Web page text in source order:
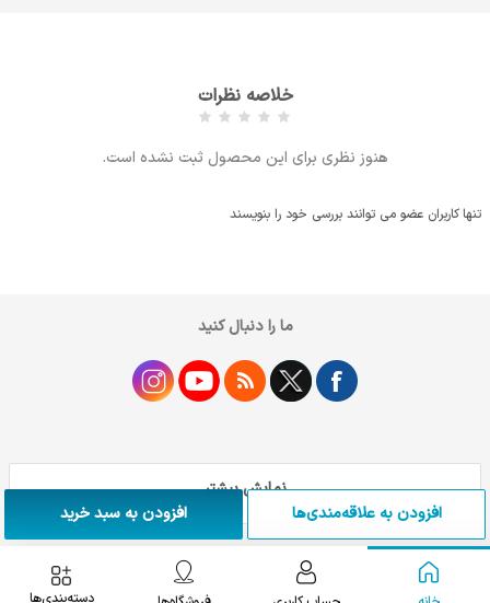
افزودن به علاقه‌مندی‌ها افزودن به سبد خرید
خلاصه نظرات
هنوز نظری برای این محصول ثبت نشده است.
تنها کاربران عضو می توانند بررسی خود را بنویسند
دسته‌بندی‌ها
ما را دنبال کنید
نمایش بیشتر